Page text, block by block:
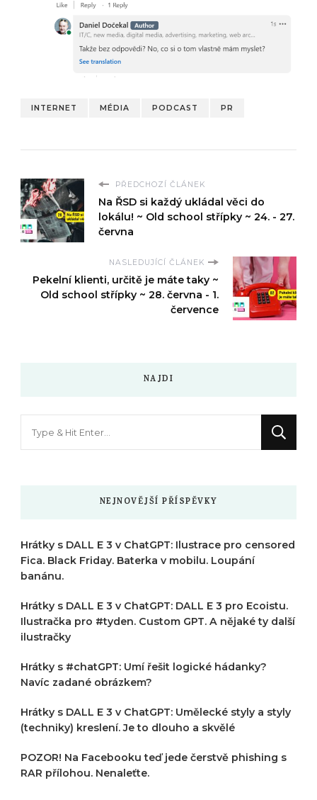
INTERNET MÉDIA PODCAST PR
PŘEDCHOZÍ ČLÁNEK
Na ŘSD si každý ukládal věci do
lokálu! ~ Old school střípky ~ 24. - 27.
června
NASLEDUJÍCÍ ČLÁNEK
Pekelní klienti, určitě je máte taky ~
Old school střípky ~ 28. června - 1.
července
NAJDI
NEJNOVĚJŠÍ PŘÍSPĚVKY
Hrátky s DALL E 3 v ChatGPT: Ilustrace pro censored
Fica. Black Friday. Baterka v mobilu. Loupání
banánu.
Hrátky s DALL E 3 v ChatGPT: DALL E 3 pro Ecoistu.
Ilustračka pro #tyden. Custom GPT. A nějaké ty další
ilustračky
Hrátky s #chatGPT: Umí řešit logické hádanky?
Navíc zadané obrázkem?
Hrátky s DALL E 3 v ChatGPT: Umělecké styly a styly
(techniky) kreslení. Je to dlouho a skvělé
POZOR! Na Facebooku teď jede čerstvě phishing s
RAR přílohou. Nenaleťte.